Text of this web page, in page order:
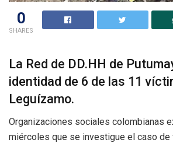
0
SHARES
La Red de DD.HH de
identidad de 6 de las 11
Leguízamo.
Organizaciones sociales colombianas
miércoles que se investigue el caso